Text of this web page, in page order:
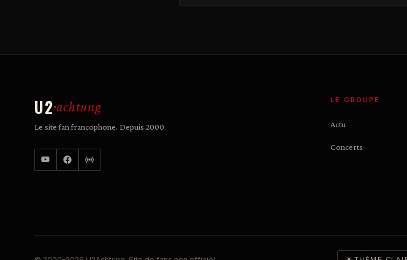
U2 achtung
Le site fan francophone. Depuis 2000
LE GROUPE
Actu
Concerts